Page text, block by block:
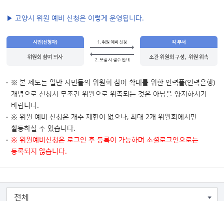
▶ 고양시 위원 예비 신청은 이렇게 운영됩니다.
※ 본 제도는 일반 시민들의 위원회 참여 확대를 위한 인력풀(인력은행)
개념으로 신청시 무조건 위원으로 위촉되는 것은 아님을 양지하시기
바랍니다.
※ 위원 예비 신청은 개수 제한이 없으나, 최대 2개 위원회에서만
활동하실 수 있습니다.
※ 위원예비신청은 로그인 후 등록이 가능하며 소셜로그인으로는
등록되지 않습니다.